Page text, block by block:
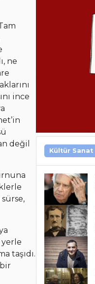
ne
ince
değil
yerle
taşıdı.
Kültür Sanat